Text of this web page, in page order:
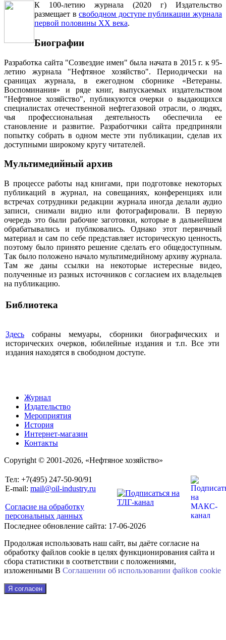
К 100-летию журнала (2020 г) Издательство
размещает всвободном доступе публикации журнала
первой половины ХХ века.
Биографии
Разработка сайта "Созвездие имен" была начата в 2015 г. к 95-
летию журнала "Нефтяное хозяйство". Периодически на
сраницах журнала, в ежегодном сборнике «Ветераны.
Воспоминания» и ряде книг, выпускаемых издательством
"Нефтяное хозяйство", публикуются очерки о выдающихся
специалистах отечественной нефтегазовой отрасли, о людях,
чья профессиональная деятельность обеспечила ее
становление и развитие. Разработчики сайта предприняли
попытку собрать в одном месте эти публикации, сделав их
доступными широкому кругу читателей.
Мультимедийный архив
В процессе работы над книгами, при подготовке некоторых
публикаций в журнал, на совещаниях, конференциях или
встречах сотрудники редакции журнала иногда делали аудио
записи, снимали видио или фотографировали. В первую
очередь это были рабочие заготовки, которые в дальнейшем
обрабатывались и публковались. Однако этот первичный
материал и сам по себе представляет историческую ценность,
поэтому было принято решение сделать его общедоступным.
Так было положено начало мультимедийному архиву журнала.
Там же даны ссылки на некоторые истересные видео,
полученные из разных источников с согласием их владельцев
на публикацию.
Библиотека
Здесь собраны мемуары, сборники биографических и
исторических очерков, юбилейные издания и т.п. Все эти
издания находятся в свободном доступе.
Журнал
Издательство
Мероприятия
История
Интернет-магазин
Контакты
Copyright © 2001-2026, «Нефтяное хозяйство»
Тел: +7(495) 247-50-90/91
E-mail: mail@oil-industry.ru
Согласие на обработку
персональных данных
Последнее обновление сайта: 17-06-2026
Продолжая использовать наш сайт, вы даёте согласие на
обработку файлов cookie в целях функционирования сайта и
сбора статистики в соответствии с положениями,
изложенными В Соглашении об использовании файkов cookie
Я согласен